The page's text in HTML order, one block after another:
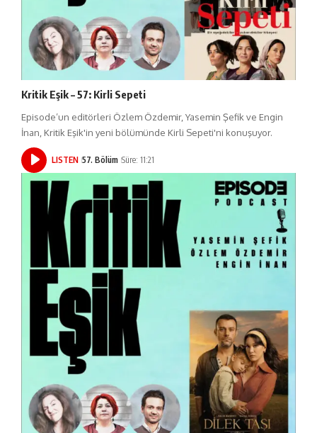
Kritik Eşik – 57: Kirli Sepeti
Episode’un editörleri Özlem Özdemir, Yasemin Şefik ve Engin
İnan, Kritik Eşik'in yeni bölümünde Kirli Sepeti'ni konuşuyor.
LISTEN 57. Bölüm Süre: 11:21